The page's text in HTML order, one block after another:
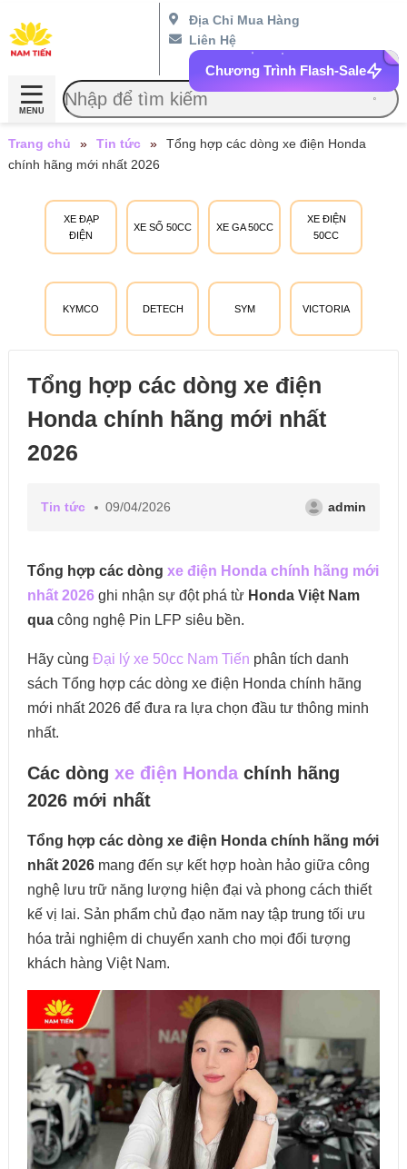
Địa Chỉ Mua Hàng
Liên Hệ
Chương Trình Flash-Sale
MENU
XE ĐẠP
ĐIỆN
XE SỐ 50CC XE GA 50CC
XE ĐIỆN
50CC
KYMCO DETECH SYM VICTORIA
Trang chủ » Tin tức »
Tổng hợp các dòng xe điện Honda
chính hãng mới nhất 2026
Tổng hợp các dòng xe điện
Honda chính hãng mới nhất
2026
Tin tức 09/04/2026 admin
Tổng hợp các dòng xe điện Honda chính hãng mới
nhất 2026ghi nhận sự đột phá từ Honda Việt Nam
quacông nghệ Pin LFP siêu bền.
Hãy cùng Đại lý xe 50cc Nam Tiến phân tích danh
sách Tổng hợp các dòng xe điện Honda chính hãng
mới nhất 2026 để đưa ra lựa chọn đầu tư thông minh
nhất.
Các dòng xe điện Honda chính hãng
2026 mới nhất
Tổng hợp các dòng xe điện Honda chính hãng mới
nhất 2026mang đến sự kết hợp hoàn hảo giữa công
nghệ lưu trữ năng lượng hiện đại và phong cách thiết
kế vị lai. Sản phẩm chủ đạo năm nay tập trung tối ưu
hóa trải nghiệm di chuyển xanh cho mọi đối tượng
khách hàng Việt Nam.